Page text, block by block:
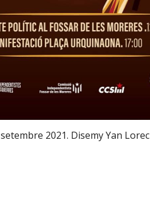
2021. Disemy Yan Lorec